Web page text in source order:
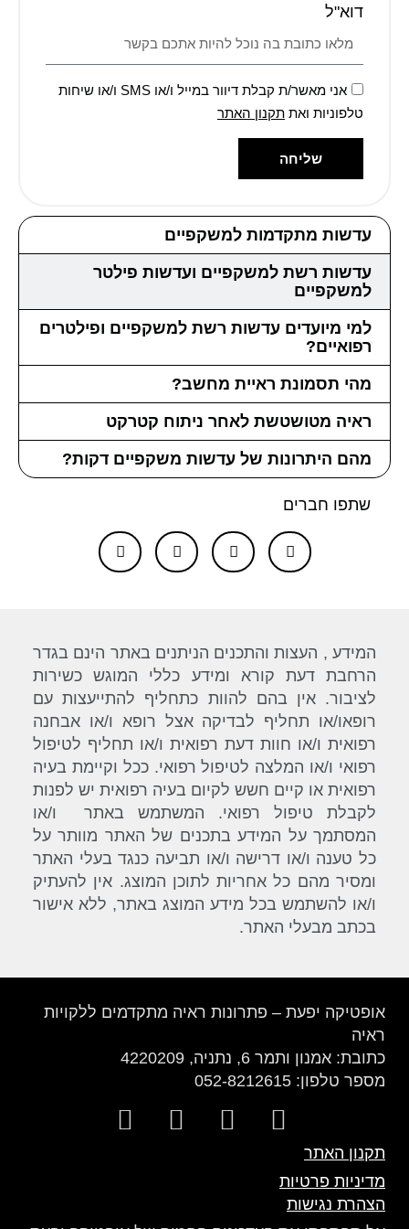
עדשות מתקדמות למשקפיים
עדשות רשת למשקפיים ועדשות פילטר
למשקפיים
למי מיועדים עדשות רשת למשקפיים ופילטרים
רפואיים?
מהי תסמונת ראיית מחשב?
ראיה מטושטשת לאחר ניתוח קטרקט
מהם היתרונות של עדשות משקפיים דקות?
שתפו חברים
דוא"ל
אני מאשר/ת קבלת דיוור במייל ו/או SMS ו/או שיחות
טלפוניות ואת תקנון האתר
שליחה
המידע , העצות והתכנים הניתנים באתר הינם בגדר
הרחבת דעת קורא ומידע כללי המוגש כשירות
לציבור. אין בהם להוות כתחליף להתייעצות עם
רופאו/או תחליף לבדיקה אצל רופא ו/או אבחנה
רפואית ו/או חוות דעת רפואית ו/או תחליף לטיפול
רפואי ו/או המלצה לטיפול רפואי. ככל וקיימת בעיה
רפואית או קיים חשש לקיום בעיה רפואית יש לפנות
לקבלת טיפול רפואי. המשתמש באתר ו/או
המסתמך על המידע בתכנים של האתר מוותר על
כל טענה ו/או דרישה ו/או תביעה כנגד בעלי האתר
ומסיר מהם כל אחריות לתוכן המוצג. אין להעתיק
ו/או להשתמש בכל מידע המוצג באתר, ללא אישור
בכתב מבעלי האתר.
אופטיקה יפעת – פתרונות ראיה מתקדמים ללקויות
ראיה
כתובת: אמנון ותמר 6, נתניה, 4220209
מספר טלפון: 052-8212615
I
n
t
a
F
a
b
W
a
W
h
s
תקנון האתר
מדיניות פרטיות
הצהרת נגישות